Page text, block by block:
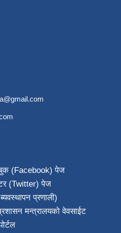
(Facebook) पेज
(Twitter) पेज
प्रणाली)
मन्त्रालयको वेवसाईट